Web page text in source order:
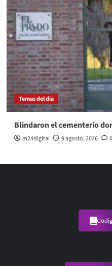
Temas del dia
Blindaron el cementerio
m24digital 9 agosto, 2026 0